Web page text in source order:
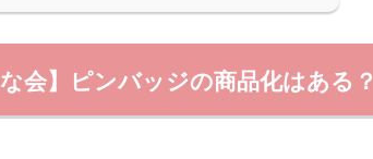
会】ピンバッジの商品化はある？